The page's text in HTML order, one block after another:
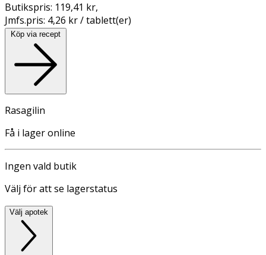
Butikspris: 119,41 kr,
Jmfs.pris: 4,26 kr / tablett(er)
Köp via recept
Rasagilin
Få i lager online
Ingen vald butik
Välj för att se lagerstatus
Välj apotek